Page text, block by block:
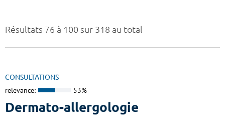
Résultats 76 à 100 sur 318 au total
CONSULTATIONS
relevance: 53%
Dermato-allergologie